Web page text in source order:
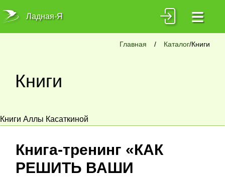
Ладная-Я ≡
Главная / Каталог/Книги
Книги
Книги Аллы Касаткиной
Книга-тренинг «КАК
РЕШИТЬ ВАШИ